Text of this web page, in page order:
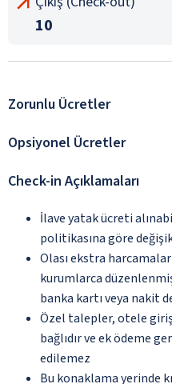
10
Zorunlu Ücretler
Opsiyonel Ücretler
Check-in Açıklamaları
İlave yatak ücreti
politikasına göre
Olası ekstra
kurumlarca
banka kartı veya nakit
Özel talepler, otele
bağlıdır ve ek ödeme
edilemez
Bu konaklama yerinde